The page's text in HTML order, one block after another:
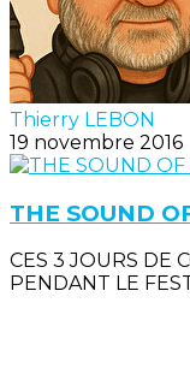
Thierry LEBON
19 novembre 2016
THE SOUND
CES 3 JOURS DE
PENDANT LE